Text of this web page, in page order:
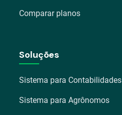
Comparar planos
Soluções
Sistema para Contabilidades
Sistema para Agrônomos